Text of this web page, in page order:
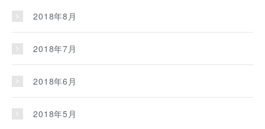
2018年8月
2018年7月
2018年6月
2018年5月